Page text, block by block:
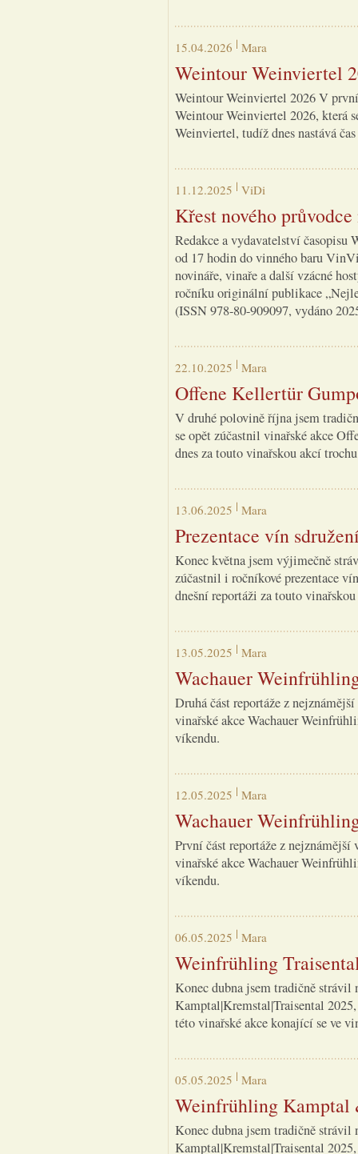
15.04.2026 Mara
Weintour Weinviertel
Weintour Weinviertel 2026 V
Weintour Weinviertel 2026, která
Weinviertel, tudíž dnes nastává
11.12.2025 ViDi
Křest nového
Redakce a vydavatelství časopisu
od 17 hodin do vinného baru
novináře, vinaře a další vzácné
ročníku originální publikace
(ISSN 978-80-909097, vydáno
22.10.2025 Mara
Offene Kellertür
V druhé polovině října jsem
se opět zúčastnil vinařské akce
dnes za touto vinařskou akcí
13.06.2025 Mara
Prezentace vín
Konec května jsem výjimečně
zúčastnil i ročníkové prezentace
dnešní reportáži za touto
13.05.2025 Mara
Wachauer
Druhá část reportáže z
vinařské akce Wachauer
víkendu.
12.05.2025 Mara
Wachauer
První část reportáže z
vinařské akce Wachauer
víkendu.
06.05.2025 Mara
Weinfrühling
Konec dubna jsem tradičně
Kamptal|Kremstal|Traisental
této vinařské akce konající se ve
05.05.2025 Mara
Weinfrühling Kamptal
Konec dubna jsem tradičně
Kamptal|Kremstal|Traisental